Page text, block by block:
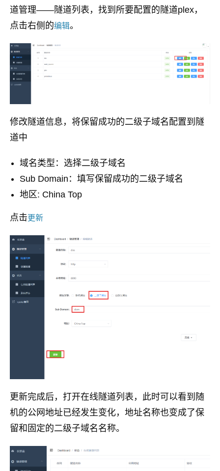
道管理——隧道列表，找到所要配置的隧道plex，
点击右侧的编辑。
修改隧道信息，将保留成功的二级子域名配置到隧
道中
域名类型：选择二级子域名
Sub Domain：填写保留成功的二级子域名
地区: China Top
点击更新
更新完成后，打开在线隧道列表，此时可以看到随
机的公网地址已经发生变化，地址名称也变成了保
留和固定的二级子域名名称。